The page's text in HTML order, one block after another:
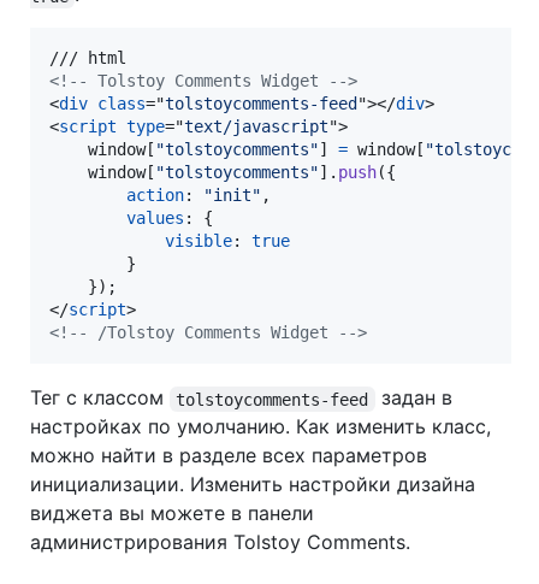
<!-- Tolstoy Comments Widget -->
<div class="tolstoycomments-feed "></div>
<script type="text/javascript">
window[ "tolstoycomments"] = window[
window[ "tolstoycomments"] . push({
action: "init" ,
values : {
visible: true
}
}) ;
</script>
<!-- /Tolstoy Comments Widget -->
Тег с классом tolstoycomments-feed
задан в
настройках по умолчанию. Как изменить класс,
можно найти в разделе всех параметров
инициализации. Изменить настройки дизайна
виджета вы можете в панели
администрирования Tolstoy Comments.